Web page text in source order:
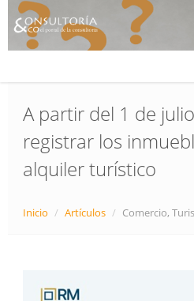
Actualidad
Directorio
Alta en directorio / Log in
A partir del 1 de
registrar los
alquiler turístico
Inicio / Artículos / Comercio,